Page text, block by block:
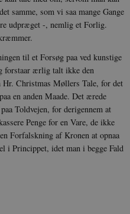
samme, som vi saa mange Gange
udpræget -, nemlig et Forlig.
til et Forsøg paa ved kunstige
forstaar ærlig talt ikke den
Christmas Møllers Tale, for det
en anden Maade. Det ærede
Toldvejen, for derigennem at
Penge for en Vare, de ikke
Forfalskning af Kronen at opnaa
i Princippet, idet man i begge Fald
at aktivere nogle
som navigation mm.
uden disse
TYPO3 Association
.danmarkshistorien.dk